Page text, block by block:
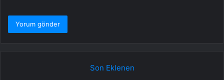
Son Eklenen